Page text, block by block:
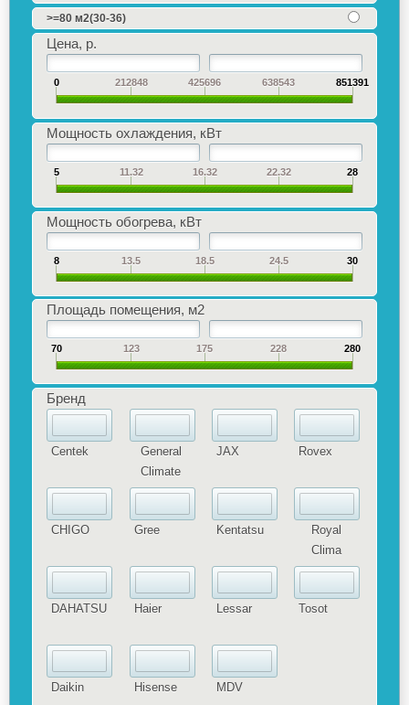
>=80 м2(30-36)
Цена, р.
0 212848 425696 638543 851391
Мощность охлаждения, кВт
5 11.32 16.32 22.32 28
Мощность обогрева, кВт
8 13.5 18.5 24.5 30
Площадь помещения, м2
70 123 175 228 280
Бренд
Centek
CHIGO
DAHATSU
Daikin
General
Climate
Gree
Haier
Hisense
JAX
Kentatsu
Lessar
MDV
Rovex
Royal
Clima
Tosot